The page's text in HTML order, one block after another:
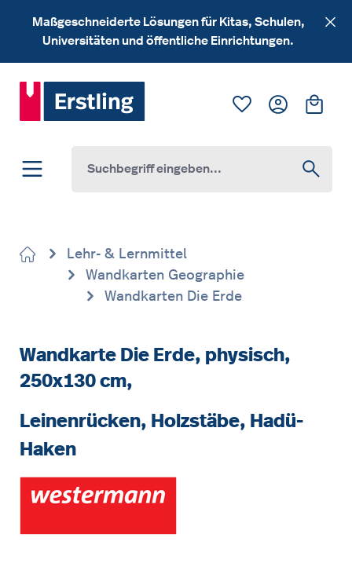
Zum Hauptinhalt springen
Maßgeschneiderte Lösungen für Kitas, Schulen,
Universitäten und öffentliche Einrichtungen.
Du hast 0
Lehr- & Lernmittel
Wandkarten Geographie
Wandkarten Die Erde
Wandkarte Die Erde, physisch,
250x130 cm,
Leinenrücken, Holzstäbe, Hadü-
Haken